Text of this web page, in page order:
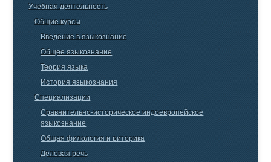
Учебная деятельность
Общие курсы
Введение в языкознание
Общее языкознание
Теория языка
История языкознания
Специализации
Сравнительно-историческое индоевропейское
языкознание
Общая филология и риторика
Деловая речь